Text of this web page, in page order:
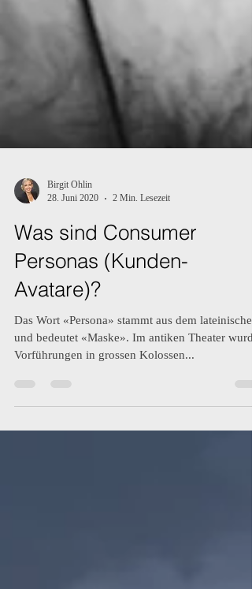
Birgit Ohlin
28. Juni 2020
2 Min. Lesezeit
Was sind Consumer
Personas (Kunden-
Avatare)?
und bedeutet «Maske». Im antiken Theater